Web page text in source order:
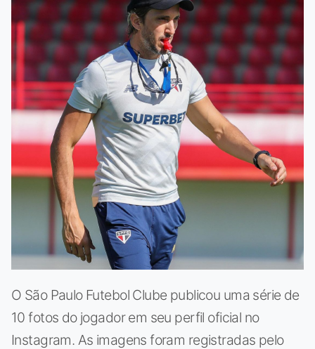
O São Paulo Futebol Clube publicou uma série de
10 fotos do jogador em seu perfil oficial no
Instagram. As imagens foram registradas pelo